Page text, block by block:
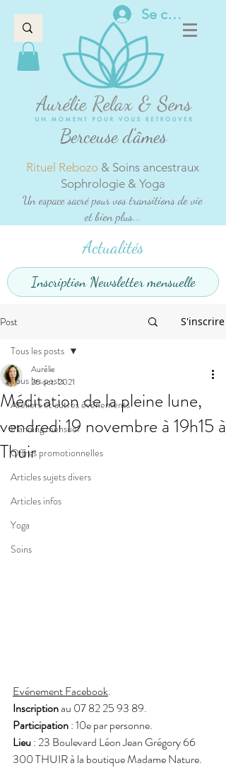
Se connecter
Berceuse d'âmes
Rituel Rebozo & Soins ancestraux
Sophrologie & Yoga
Un espace sacré pour vos transitions de vie
et bien plus...
Actualités
Inscription Newsletter mensuelle
Post S'inscrire
Tous les posts
Ateliers et autres événements
Planning mensuel
Offres promotionnelles
Articles sujets divers
Articles infos
Yoga
Soins
Tous les posts
Méditation de la pleine lune,
vendredi 19 novembre à 19h15 à
Thuir
Aurélie
26 oct. 2021
Evénement Facebook.
Inscription au 07 82 25 93 89.
Participation : 10e par personne.
Lieu : 23 Boulevard Léon Jean Grégory 66
300 THUIR à la boutique Madame Nature.